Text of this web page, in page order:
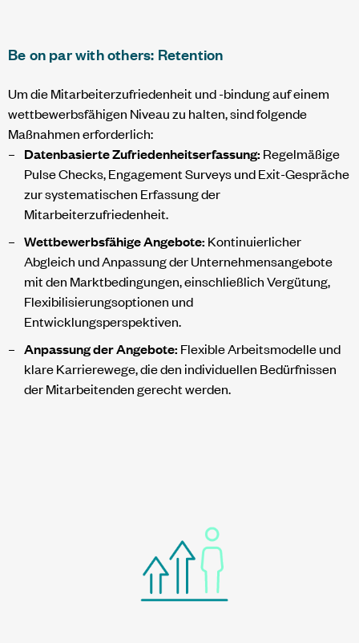
Be on par with others: Retention
Um die Mitarbeiterzufriedenheit und -bindung auf einem
wettbewerbsfähigen Niveau zu halten, sind folgende
Maßnahmen erforderlich:
Datenbasierte Zufriedenheitserfassung: Regelmäßige
Pulse Checks, Engagement Surveys und Exit-Gespräche
zur systematischen Erfassung der
Mitarbeiterzufriedenheit.
Wettbewerbsfähige Angebote: Kontinuierlicher
Abgleich und Anpassung der Unternehmensangebote
mit den Marktbedingungen, einschließlich Vergütung,
Flexibilisierungsoptionen und
Entwicklungsperspektiven.
Anpassung der Angebote: Flexible Arbeitsmodelle und
klare Karrierewege, die den individuellen Bedürfnissen
der Mitarbeitenden gerecht werden.